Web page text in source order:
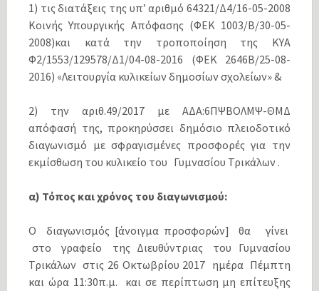
1) τις διατάξεις της υπ’ αριθμό 64321/Δ4/16-05-2008
Κοινής Υπουργικής Απόφασης (ΦΕΚ 1003/Β/30-05-
2008)και κατά την τροποποίηση της ΚΥΑ
Φ2/1553/129578/Δ1/04-08-2016 (ΦΕΚ 2646Β/25-08-
2016) «Λειτουργία κυλικείων δημοσίων σχολείων» &
2) την αριθ.49/2017 με ΑΔΑ:6ΠΨΒΟΛΜΨ-ΘΜΔ
απόφασή της, προκηρύσσει δημόσιο πλειοδοτικό
διαγωνισμό με σφραγισμένες προσφορές για την
εκμίσθωση του κυλικείο του Γυμνασίου Τρικάλων .
α) Τόπος και χρόνος του διαγωνισμού:
Ο διαγωνισμός [άνοιγμα προσφορών] θα γίνει
στο γραφείο της Διευθύντριας του Γυμνασίου
Τρικάλων στις 26 Οκτωβρίου 2017 ημέρα Πέμπτη
και ώρα 11:30π.μ. και σε περίπτωση μη επίτευξης